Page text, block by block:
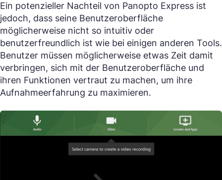
Ein potenzieller Nachteil von Panopto Express ist
jedoch, dass seine Benutzeroberfläche
möglicherweise nicht so intuitiv oder
benutzerfreundlich ist wie bei einigen anderen Tools.
Benutzer müssen möglicherweise etwas Zeit damit
verbringen, sich mit der Benutzeroberfläche und
ihren Funktionen vertraut zu machen, um ihre
Aufnahmeerfahrung zu maximieren.